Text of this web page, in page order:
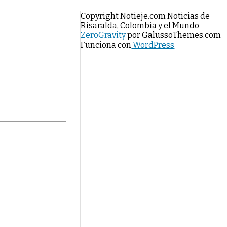
Copyright Notieje.com Noticias de
Risaralda, Colombia y el Mundo
ZeroGravitypor GalussoThemes.com
Funciona conWordPress